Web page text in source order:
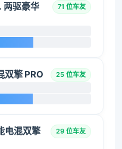
两驱豪华
71 位车友
双擎 PRO 25 位车友
电混双擎
29 位车友